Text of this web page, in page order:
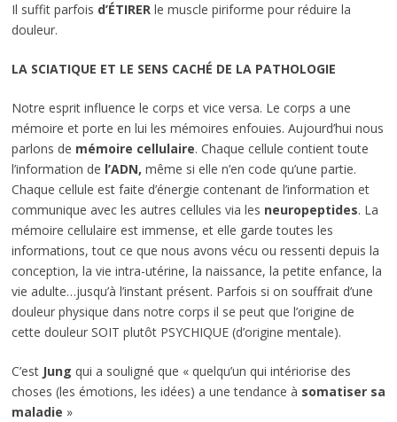
Il suffit parfois d’ÉTIRER le muscle piriforme pour réduire la
douleur.
LA SCIATIQUE ET LE SENS CACHÉ DE LA PATHOLOGIE
Notre esprit influence le corps et vice versa. Le corps a une
mémoire et porte en lui les mémoires enfouies. Aujourd’hui nous
parlons de mémoire cellulaire. Chaque cellule contient toute
l’information de l’ADN, même si elle n’en code qu’une partie.
Chaque cellule est faite d’énergie contenant de l’information et
communique avec les autres cellules via les neuropeptides. La
mémoire cellulaire est immense, et elle garde toutes les
informations, tout ce que nous avons vécu ou ressenti depuis la
conception, la vie intra-utérine, la naissance, la petite enfance, la
vie adulte…jusqu’à l’instant présent. Parfois si on souffrait d’une
douleur physique dans notre corps il se peut que l’origine de
cette douleur SOIT plutôt PSYCHIQUE (d’origine mentale).
C’est Jung qui a souligné que « quelqu’un qui intériorise des
choses (les émotions, les idées) a une tendance à somatiser sa
maladie »